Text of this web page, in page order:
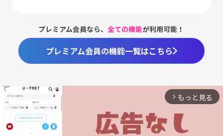
プレミアム会員なら、全ての機能が利用可能！
プレミアム会員の機能一覧はこちら
arrow_forward_ios もっと見る